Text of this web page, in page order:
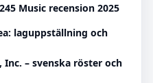
Music recension 2025
laguppställning och
– svenska röster och